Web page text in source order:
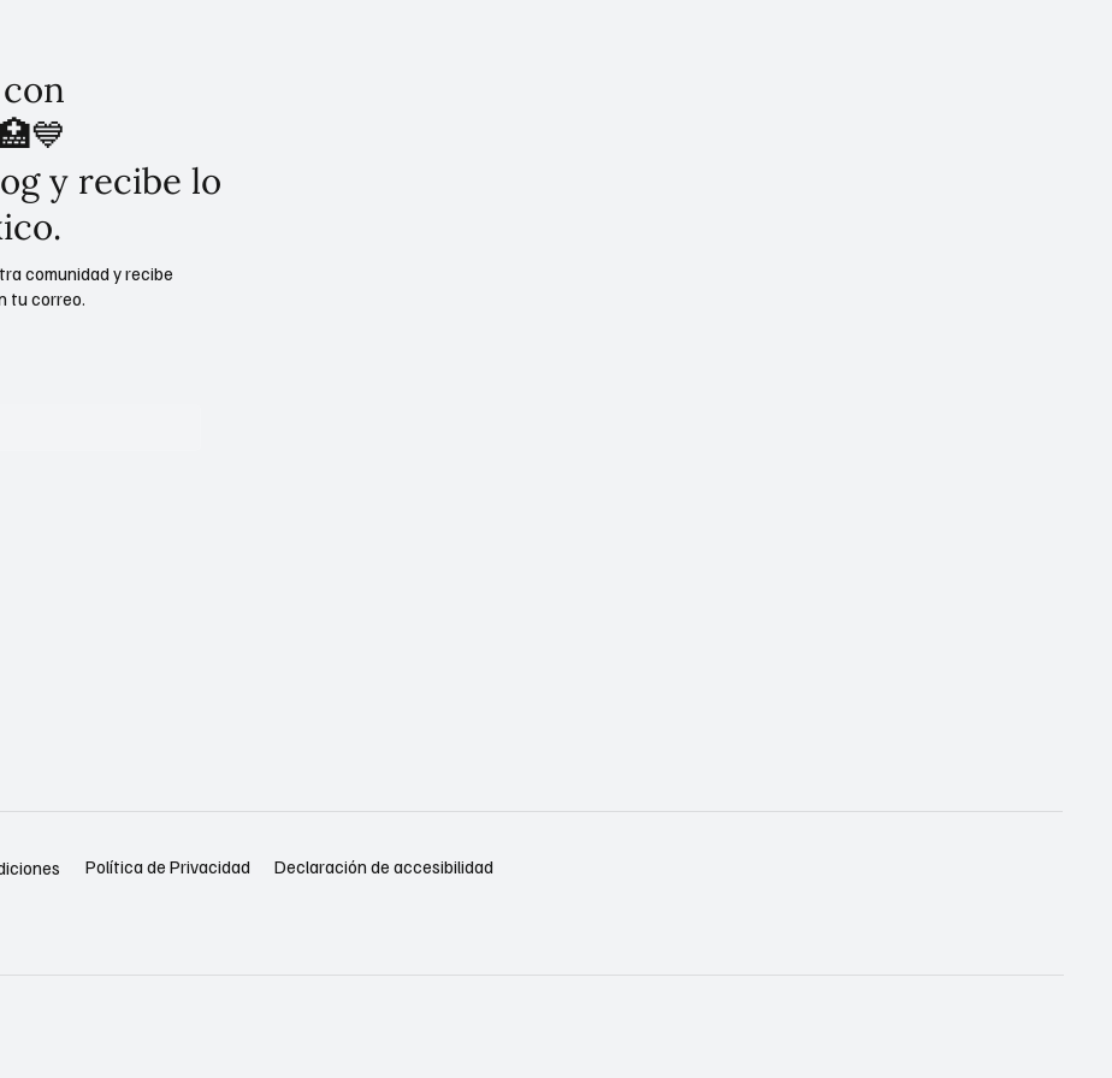
y recibe lo
comunidad y recibe
tu correo.
Política de Privacidad Declaración de accesibilidad